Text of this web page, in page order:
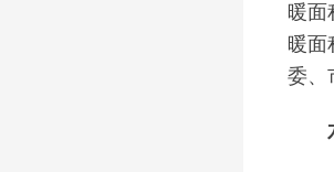
暖面
暖面
委、
六